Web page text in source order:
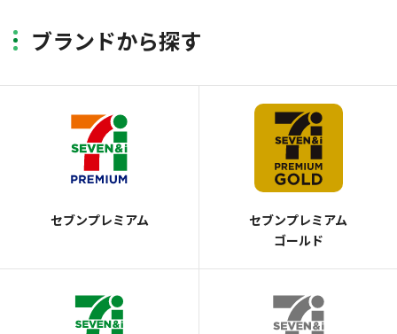
ブランドから探す
セブンプレミアム
セブンプレミアム
ゴールド